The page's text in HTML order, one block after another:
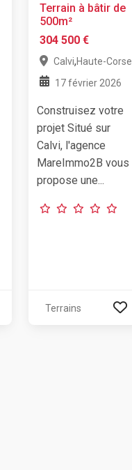
Terrain à bâtir de
500m²
304 500 €
Calvi,Haute-Corse
17 février 2026
Construisez votre
projet Situé sur
Calvi, l'agence
MareImmo2B vous
propose une...
Terrains